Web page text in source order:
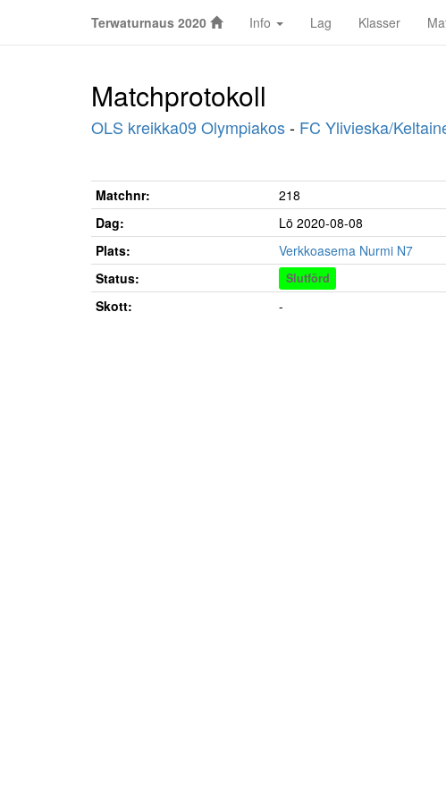
Terwaturnaus 2020 Info Lag Klasser
Matchprotokoll
OLS kreikka09 Olympiakos- FC Ylivieska/
Matchnr: 218
Dag:
Lö 2020-08-08
Plats:
Verkkoasema Nurmi N7
Status:
Slutförd
Skott:
-